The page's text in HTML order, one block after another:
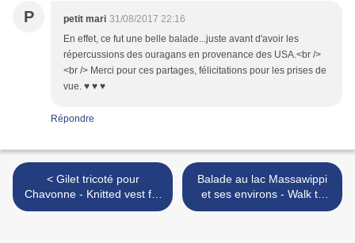
P petit mari 31/08/2017 22:16
En effet, ce fut une belle balade...juste avant d'avoir les
répercussions des ouragans en provenance des USA.<br />
<br /> Merci pour ces partages, félicitations pour les prises de
vue. ♥ ♥ ♥
Répondre
< Gilet tricoté pour
Chavonne - Knitted vest for
Chavonne
Balade au lac Massawippi
et ses environs - Walk to
Lake Massawippi and its